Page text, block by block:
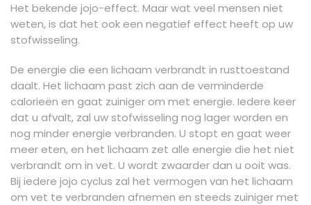
Het bekende jojo-effect. Maar wat veel mensen niet
weten, is dat het ook een negatief effect heeft op uw
stofwisseling.
De energie die een lichaam verbrandt in rusttoestand
daalt. Het lichaam past zich aan de verminderde
calorieën en gaat zuiniger om met energie. Iedere keer
dat u afvalt, zal uw stofwisseling nog lager worden en
nog minder energie verbranden. U stopt en gaat weer
meer eten, en het lichaam zet alle energie die het niet
verbrandt om in vet. U wordt zwaarder dan u ooit was.
Bij iedere jojo cyclus zal het vermogen van het lichaam
om vet te verbranden afnemen en steeds zuiniger met